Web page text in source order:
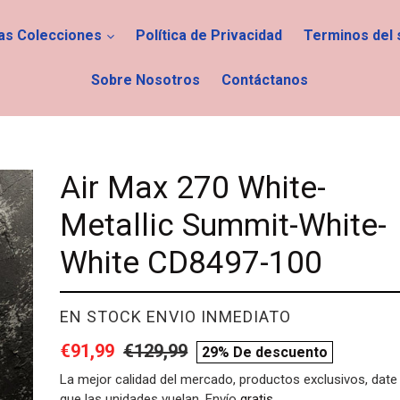
Colecciones Política de Privacidad Terminos del
Sobre Nosotros Contáctanos
Air Max 270 White-
Metallic Summit-White-
White CD8497-100
PROVEEDOR
EN STOCK ENVIO INMEDIATO
Precio
de
€91,99 Precio
habitual
€129,99
compare
price
29% De descuento
La mejor calidad del mercado, productos exclusivos,